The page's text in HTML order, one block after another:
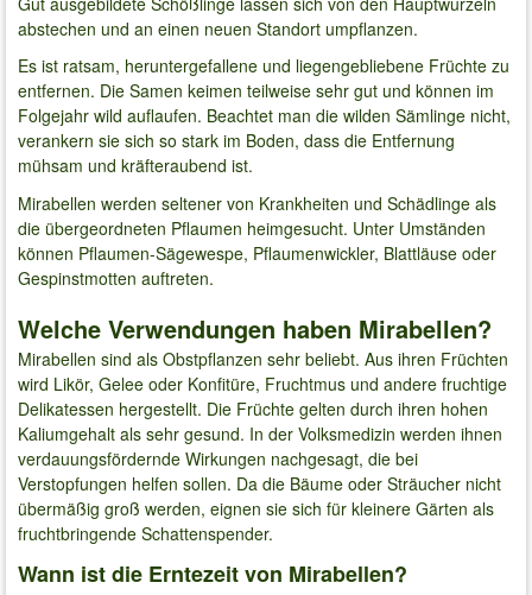
abstechen und an einen neuen Standort umpflanzen.
Es ist ratsam, heruntergefallene und liegengebliebene Früchte zu
entfernen. Die Samen keimen teilweise sehr gut und können im
Folgejahr wild auflaufen. Beachtet man die wilden Sämlinge nicht,
verankern sie sich so stark im Boden, dass die Entfernung
mühsam und kräfteraubend ist.
Mirabellen werden seltener von Krankheiten und Schädlinge als
die übergeordneten Pflaumen heimgesucht. Unter Umständen
können Pflaumen-Sägewespe, Pflaumenwickler, Blattläuse oder
Gespinstmotten auftreten.
Welche Verwendungen haben Mirabellen?
Mirabellen sind als Obstpflanzen sehr beliebt. Aus ihren Früchten
wird Likör, Gelee oder Konfitüre, Fruchtmus und andere fruchtige
Delikatessen hergestellt. Die Früchte gelten durch ihren hohen
Kaliumgehalt als sehr gesund. In der Volksmedizin werden ihnen
verdauungsfördernde Wirkungen nachgesagt, die bei
Verstopfungen helfen sollen. Da die Bäume oder Sträucher nicht
übermäßig groß werden, eignen sie sich für kleinere Gärten als
fruchtbringende Schattenspender.
Wann ist die Erntezeit von Mirabellen?